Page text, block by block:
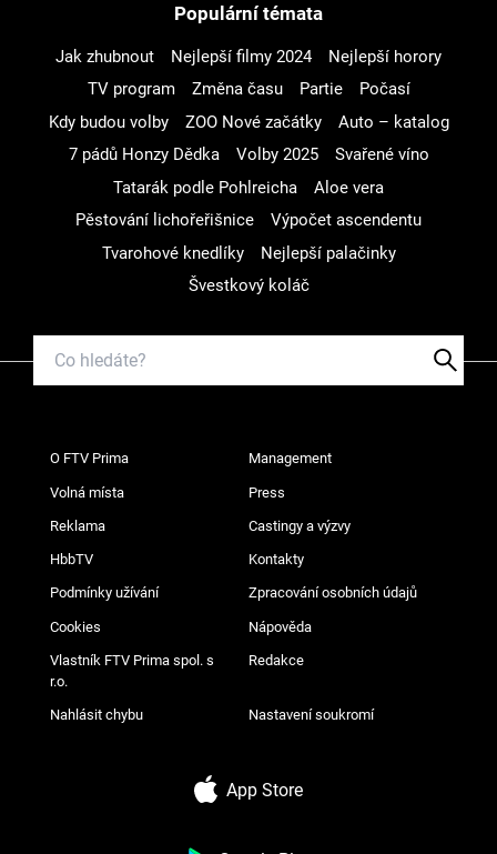
Populární témata
Jak zhubnout Nejlepší filmy 2024
Nejlepší horory
TV program
Změna času Partie
Počasí
Kdy budou volby
ZOO Nové začátky
Auto – katalog
7 pádů Honzy Dědka
Volby 2025
Svařené víno
Tatarák podle Pohlreicha
Aloe vera
Pěstování lichořeřišnice
Výpočet ascendentu
Tvarohové knedlíky
Nejlepší palačinky
Švestkový koláč
O FTV Prima Management
Volná místa Press
Reklama Castingy a výzvy
HbbTV Kontakty
Podmínky užívání Zpracování osobních údajů
Cookies Nápověda
Vlastník FTV Prima spol. s
r.o.
Redakce
Nahlásit chybu Nastavení soukromí
App Store